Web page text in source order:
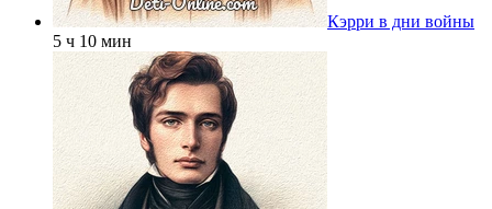
Кэрри в дни войны
5 ч 10 мин